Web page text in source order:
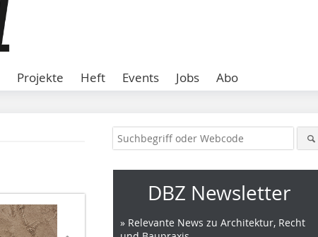
Projekte Heft Events Jobs Abo
DBZ Newsletter
» Relevante News zu Architektur, Recht